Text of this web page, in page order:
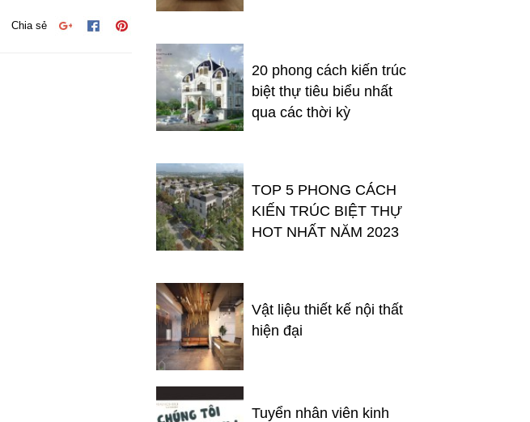
Chia sẻ
20 phong cách kiến trúc
biệt thự tiêu biểu nhất
qua các thời kỳ
TOP 5 PHONG CÁCH
KIẾN TRÚC BIỆT THỰ
HOT NHẤT NĂM 2023
Vật liệu thiết kế nội thất
hiện đại
Tuyển nhân viên kinh